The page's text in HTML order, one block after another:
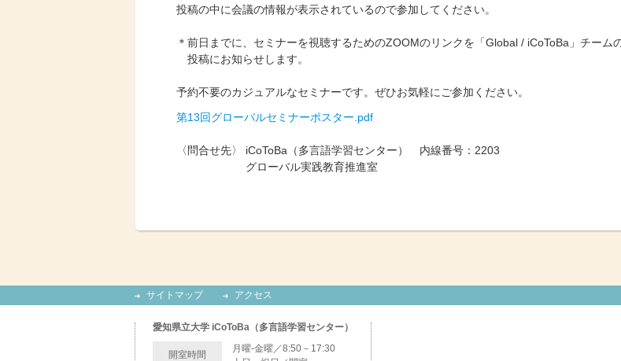
投稿の中に会議の情報が表示されているので参加してください。
＊前日までに、セミナーを視聴するためのZOOMのリンクを「Global / iCoToBa」チーム
投稿にお知らせします。
予約不要のカジュアルなセミナーです。ぜひお気軽にご参加ください。
第13回グローバルセミナーポスター.pdf
〈問合せ先〉 iCoToBa（多言語学習センター） 内線番号：2203
グローバル実践教育推進室
サイトマップ アクセス
愛知県立大学 iCoToBa（多言語学習センター）
開室時間
月曜-金曜／8:50－17:30